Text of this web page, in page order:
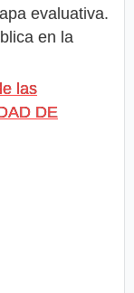
evaluativa.
en la
las
DE